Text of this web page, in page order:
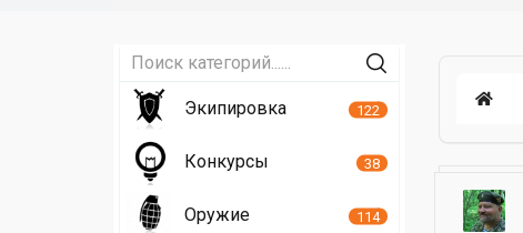
Экипировка 122
Конкурсы 38
Оружие 114